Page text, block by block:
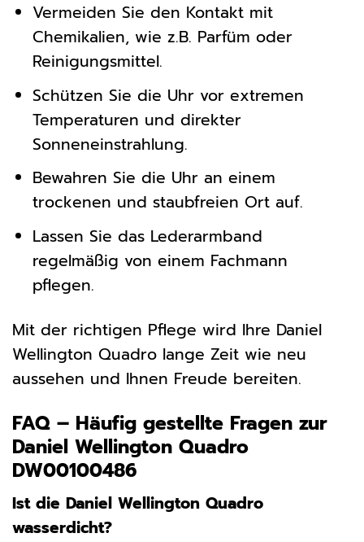
Vermeiden Sie den Kontakt mit
Chemikalien, wie z.B. Parfüm oder
Reinigungsmittel.
Schützen Sie die Uhr vor extremen
Temperaturen und direkter
Sonneneinstrahlung.
Bewahren Sie die Uhr an einem
trockenen und staubfreien Ort auf.
Lassen Sie das Lederarmband
regelmäßig von einem Fachmann
pflegen.
Mit der richtigen Pflege wird Ihre Daniel
Wellington Quadro lange Zeit wie neu
aussehen und Ihnen Freude bereiten.
FAQ – Häufig gestellte Fragen zur
Daniel Wellington Quadro
DW00100486
Ist die Daniel Wellington Quadro
wasserdicht?